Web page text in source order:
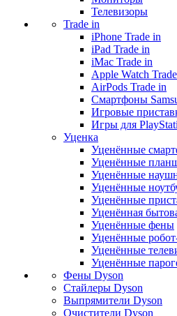
Телевизоры
Trade in
iPhone Trade in
iPad Trade in
iMac Trade in
Apple Watch
AirPods Trade in
Смартфоны
Игровые
Игры для
Уценка
Уценённые
Уценённые
Уценённые
Уценённые
Уценённые
Уценённая
Уценённые фены
Уценённые
Уценённые
Уценённые
Фены Dyson
Стайлеры Dyson
Выпрямители Dyson
Очистители Dyson